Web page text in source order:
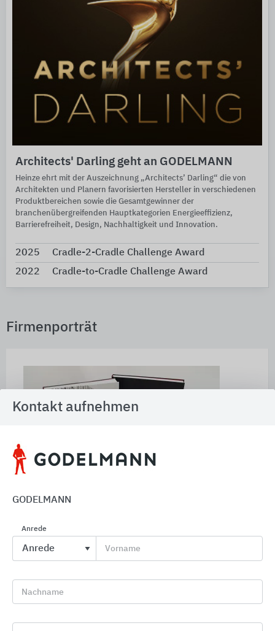
Architects' Darling geht an GODELMANN
Heinze ehrt mit der Auszeichnung „Architects’ Darling“ die von
Architekten und Planern favorisierten Hersteller in verschiedenen
Produktbereichen sowie die Gesamtgewinner der
branchenübergreifenden Hauptkategorien Energieeffizienz,
Barrierefreiheit, Design, Nachhaltigkeit und Innovation.
2025
Cradle-2-Cradle Challenge Award
2022
Cradle-to-Cradle Challenge Award
Firmenporträt
Unternehmensporträt
bestmöglicher Qualität - nach diesem einfachen
aber überzeugendem Konzept fertigt und
Kontakt aufnehmen
GODELMANN
Anrede
Vorname
Nachname